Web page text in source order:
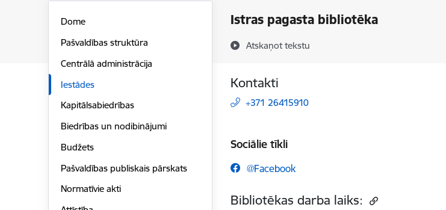
Istras pagasta bibliotēka
Atskaņot tekstu
Dome
Pašvaldības struktūra
Centrālā administrācija
Iestādes
Kapitālsabiedrības
Biedrības un nodibinājumi
Budžets
Pašvaldības publiskais pārskats
Normatīvie akti
Kontakti
+371 26415910
Sociālie tīkli
@Facebook
Bibliotēkas darba laiks: